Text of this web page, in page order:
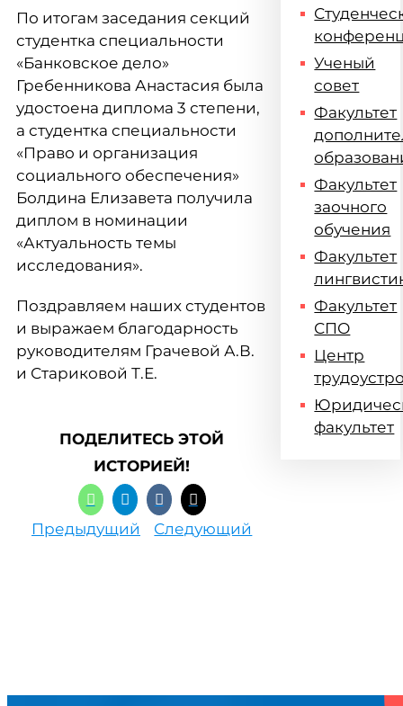
По итогам заседания секций
студентка специальности
«Банковское дело»
Гребенникова Анастасия была
удостоена диплома 3 степени,
а студентка специальности
«Право и организация
социального обеспечения»
Болдина Елизавета получила
диплом в номинации
«Актуальность темы
исследования».
Поздравляем наших студентов
и выражаем благодарность
руководителям Грачевой А.В.
и Стариковой Т.Е.
ПОДЕЛИТЕСЬ ЭТОЙ
ИСТОРИЕЙ!
Предыдущий Следующий
Ученый
совет
Факультет
Факультет
заочного
обучения
Факультет
Факультет
СПО
Центр
факультет